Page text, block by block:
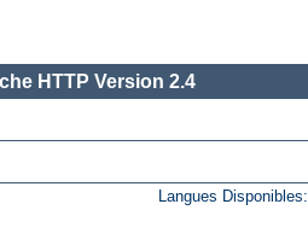
HTTP Version 2.4
Langues Disponibles: